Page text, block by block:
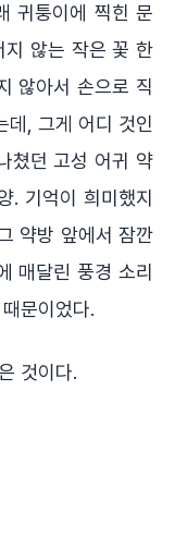
귀퉁이에 찍힌 문
지 않는 작은 꽃 한
않아서 손으로 직
데, 그게 어디 것인
쳤던 고성 어귀 약
. 기억이 희미했지
약방 앞에서 잠깐
매달린 풍경 소리
문이었다.
것이다.